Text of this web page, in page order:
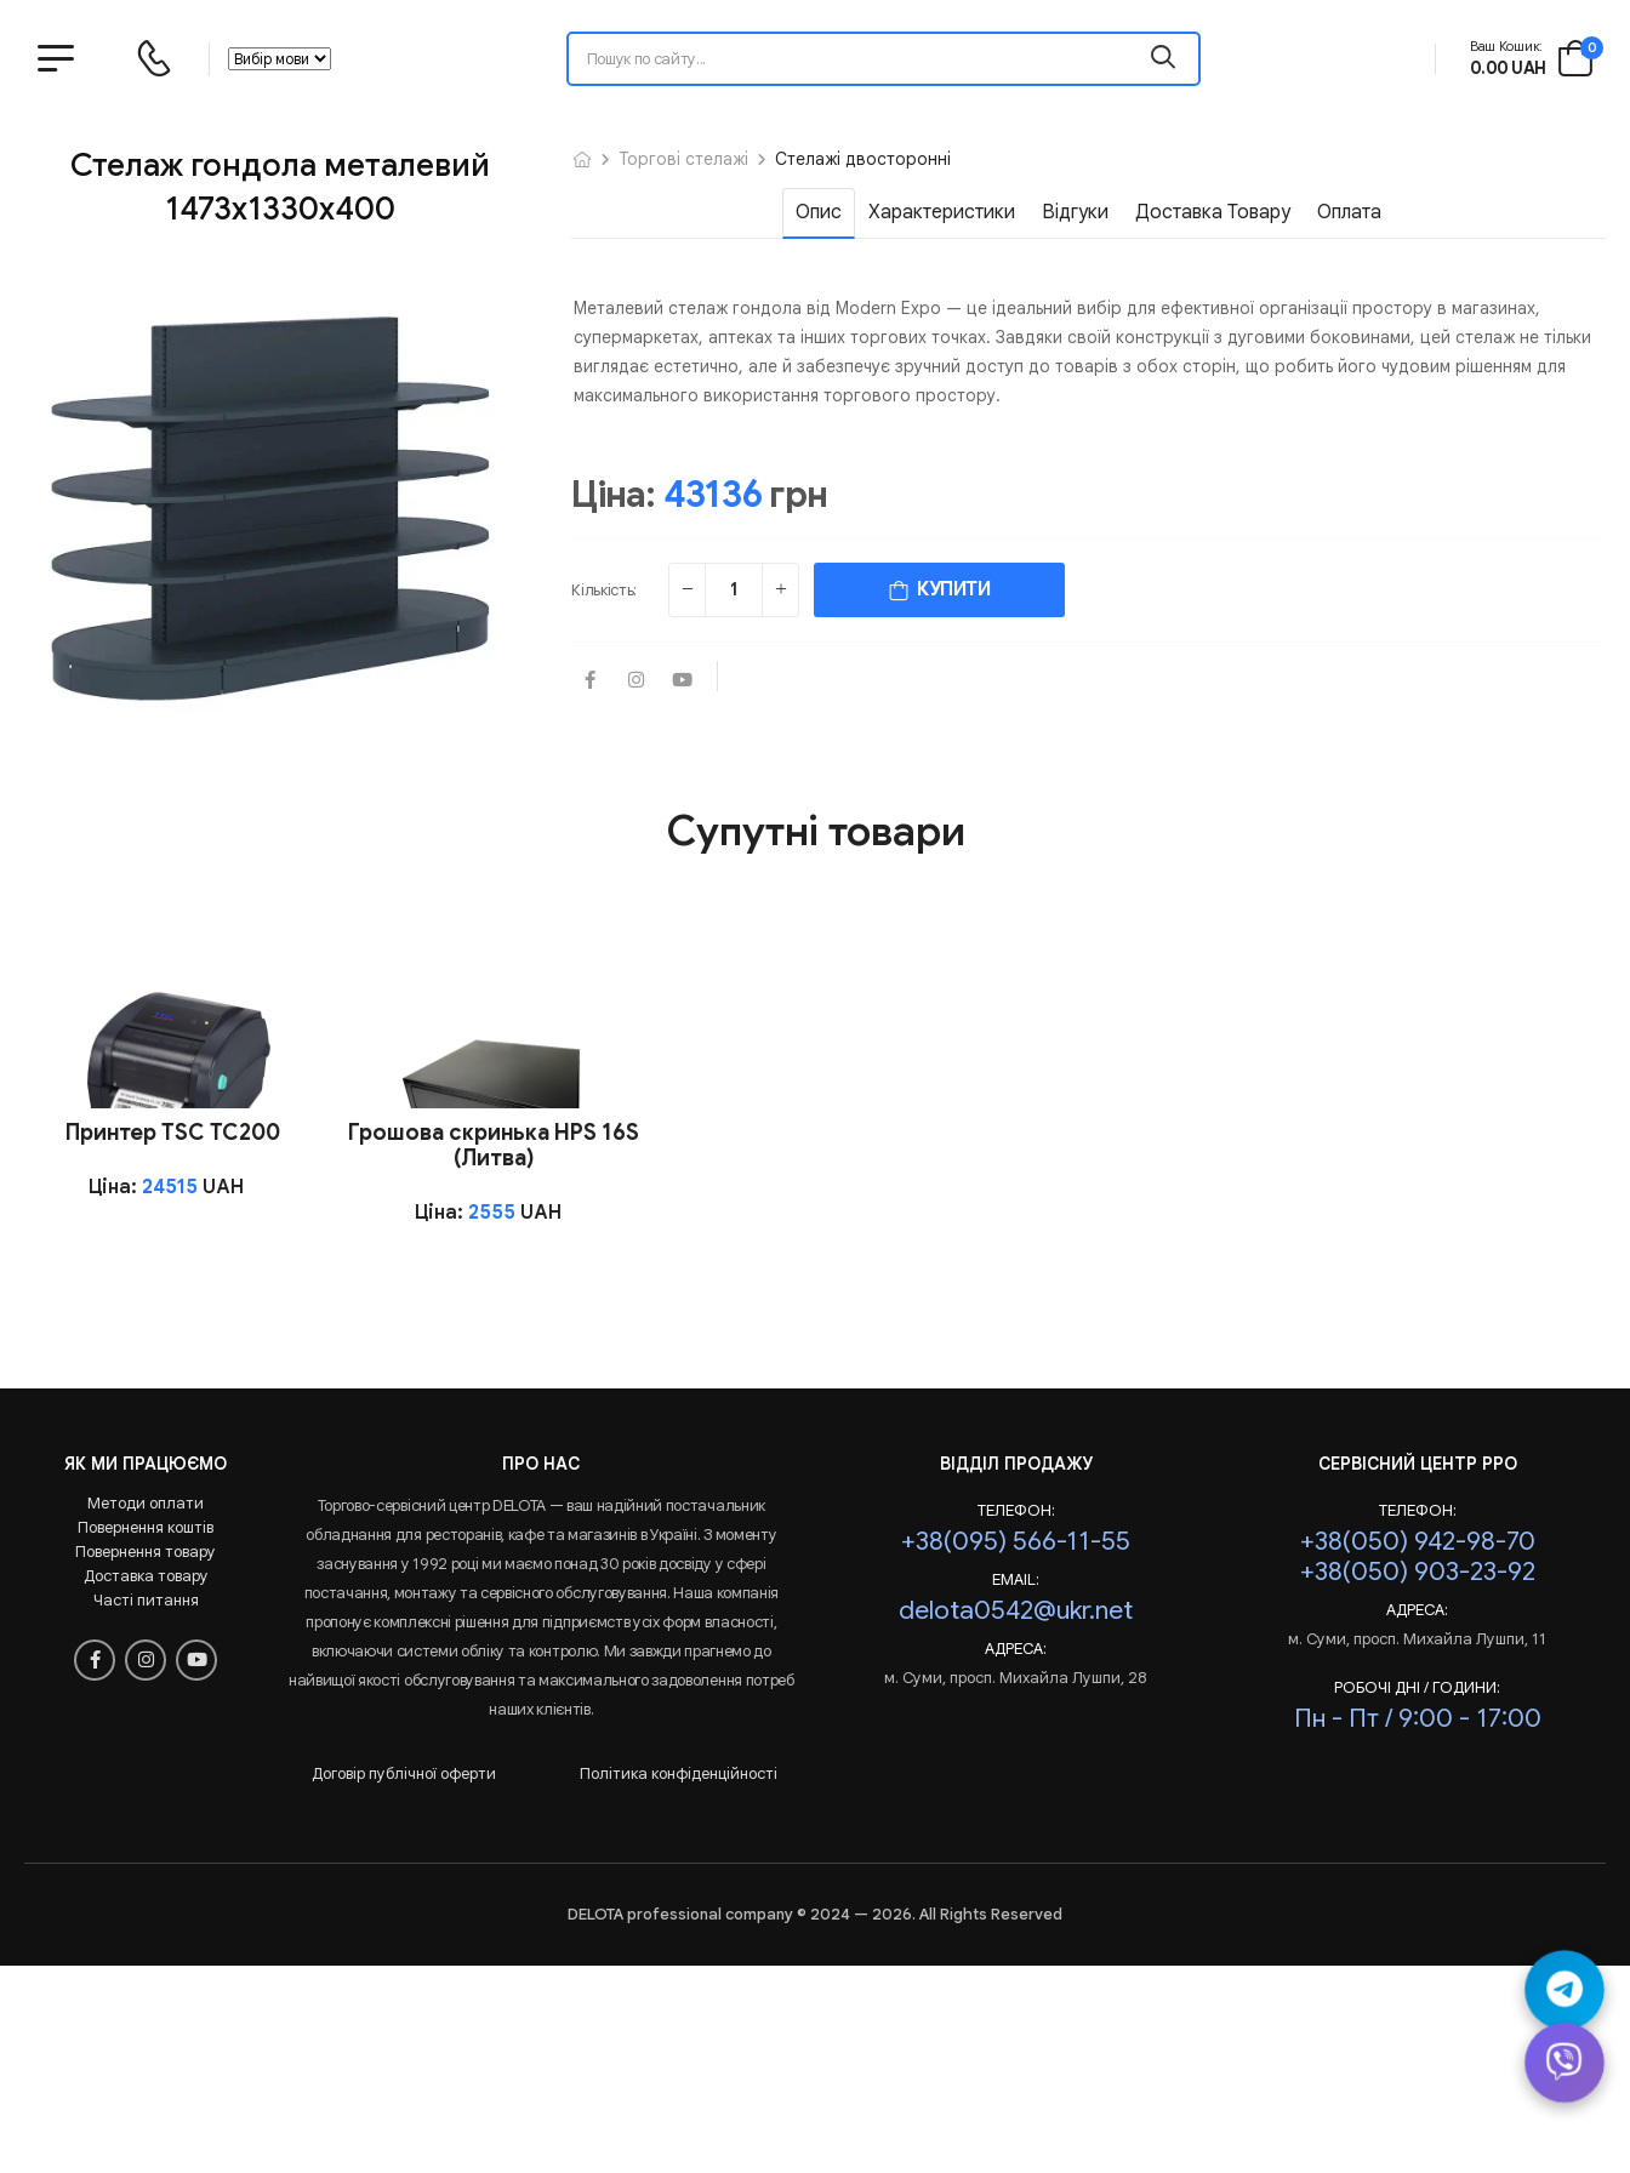
Ваш Кошик:
0.00 UAH
0
Стелаж гондола металевий
1473х1330х400
Торгові стелажі Стелажі двосторонні
Опис Характеристики Відгуки Доставка Товару Оплата
Металевий стелаж гондола від Modern Expo — це ідеальний вибір для ефективної організації простору в магазинах,
супермаркетах, аптеках та інших торгових точках. Завдяки своїй конструкції з дуговими боковинами, цей стелаж не тільки
виглядає естетично, але й забезпечує зручний доступ до товарів з обох сторін, що робить його чудовим рішенням для
максимального використання торгового простору.
Ціна: 43136 грн
Кількість: КУПИТИ
Супутні товари
Принтер TSC TC200
Ціна:24515 UAH
Грошова скринька HPS 16S
(Литва)
Ціна: 2555 UAH
ЯК МИ ПРАЦЮЄМО
Методи оплати
Повернення коштів
Повернення товару
Доставка товару
Часті питання
ПРО НАС
Торгово-сервісний центр DELOTA — ваш надійний постачальник
обладнання для ресторанів, кафе та магазинів в Україні. З моменту
заснування у 1992 році ми маємо понад 30 років досвіду у сфері
постачання, монтажу та сервісного обслуговування. Наша компанія
пропонує комплексні рішення для підприємств усіх форм власності,
включаючи системи обліку та контролю. Ми завжди прагнемо до
найвищої якості обслуговування та максимального задоволення потреб
наших клієнтів.
Договір публічної оферти Політика конфіденційності
ВІДДІЛ ПРОДАЖУ
ТЕЛЕФОН:
+38(095) 566-11-55
EMAIL:
delota0542@ukr.net
АДРЕСА:
м. Суми, просп. Михайла Лушпи, 28
СЕРВІСНИЙ ЦЕНТР РРО
ТЕЛЕФОН:
+38(050) 942-98-70
+38(050) 903-23-92
АДРЕСА:
м. Суми, просп. Михайла Лушпи, 11
РОБОЧІ ДНІ / ГОДИНИ:
Пн - Пт / 9:00 - 17:00
DELOTA professional company © 2024 — 2026. All Rights Reserved